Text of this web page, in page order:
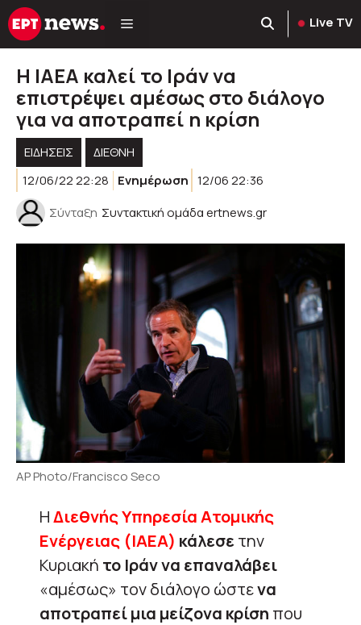
Μετάβαση
σε
Live TV
Η ΙΑΕΑ καλεί το Ιράν να
επιστρέψει αμέσως στο διάλογο
για να αποτραπεί η κρίση
ΕΙΔΗΣΕΙΣ
ΔΙΕΘΝΗ
12/06/22 22:28
Ενημέρωση 12/06 22:36
Σύνταξη Συντακτική ομάδα ertnews.gr
AP Photo/Francisco Seco
ΗΔιεθνής Υπηρεσία Ατομικής
Ενέργειας (ΙΑΕΑ) κάλεσετην
Κυριακή το Ιράν να επαναλάβει
«αμέσως» τον διάλογο ώστενα
αποτραπεί μια μείζονα κρίση που